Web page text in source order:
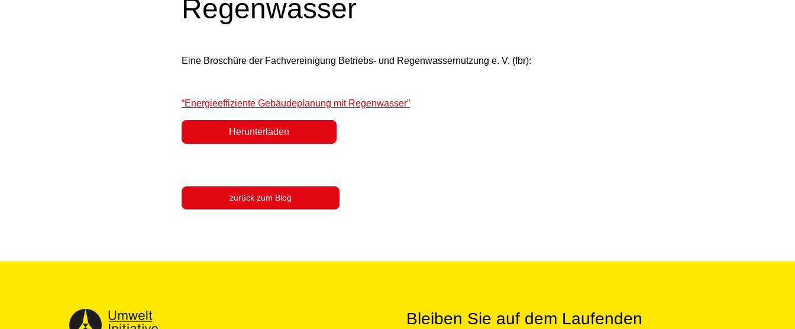
Regenwasser
Eine Broschüre der Fachvereinigung Betriebs- und Regenwassernutzung e. V. (fbr):
“Energieeffiziente Gebäudeplanung mit Regenwasser”
Herunterladen
zurück zum Blog
Bleiben Sie auf dem Laufenden